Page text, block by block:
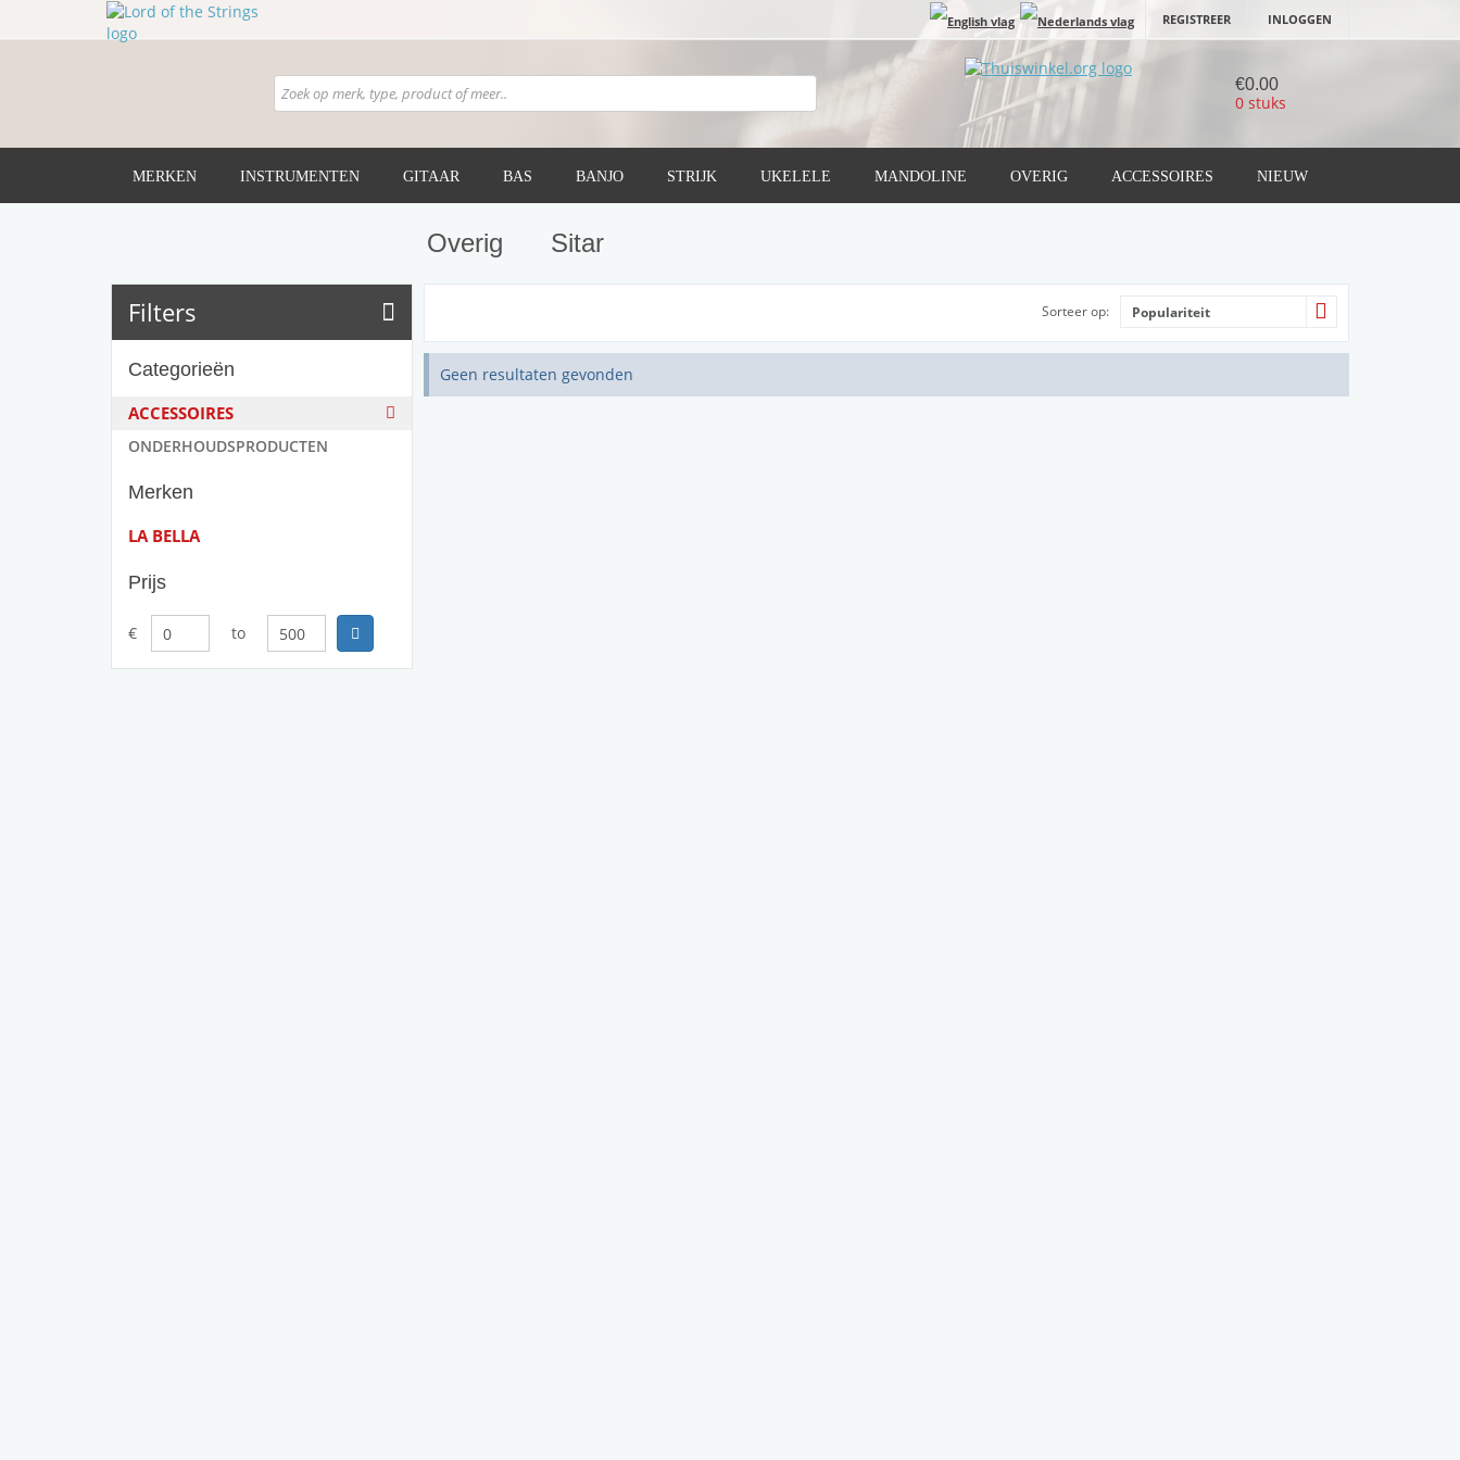
REGISTREER INLOGGEN
€0.00
0 stuks
MERKEN INSTRUMENTEN GITAAR BAS BANJO STRIJK UKELELE MANDOLINE OVERIG ACCESSOIRES NIEUW
Overig Sitar
Filters
Categorieën
ACCESSOIRES
ONDERHOUDSPRODUCTEN
Merken
LA BELLA
Prijs
€ to
Populariteit
Sorteer op:
Geen resultaten gevonden